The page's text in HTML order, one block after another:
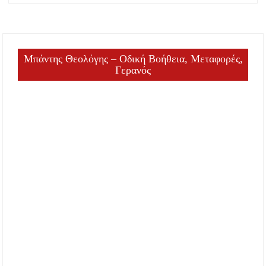
Μπάντης Θεολόγης – Οδική Βοήθεια, Μεταφορές,
Γερανός